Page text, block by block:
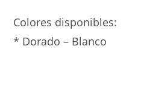
Colores disponibles:
* Dorado – Blanco